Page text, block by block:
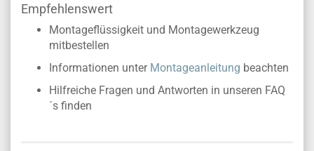
Empfehlenswert
Montageflüssigkeit und Montagewerkzeug
mitbestellen
Informationen unter Montageanleitung beachten
Hilfreiche Fragen und Antworten in unseren FAQ
´s finden